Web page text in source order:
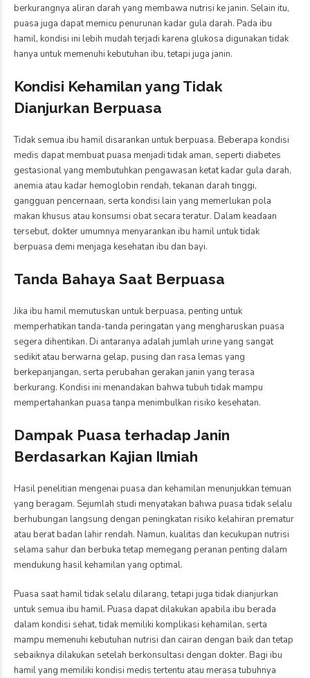
berkurangnya aliran darah yang membawa nutrisi ke janin. Selain itu,
puasa juga dapat memicu penurunan kadar gula darah. Pada ibu
hamil, kondisi ini lebih mudah terjadi karena glukosa digunakan tidak
hanya untuk memenuhi kebutuhan ibu, tetapi juga janin.
Kondisi Kehamilan yang Tidak
Dianjurkan Berpuasa
Tidak semua ibu hamil disarankan untuk berpuasa. Beberapa kondisi
medis dapat membuat puasa menjadi tidak aman, seperti diabetes
gestasional yang membutuhkan pengawasan ketat kadar gula darah,
anemia atau kadar hemoglobin rendah, tekanan darah tinggi,
gangguan pencernaan, serta kondisi lain yang memerlukan pola
makan khusus atau konsumsi obat secara teratur. Dalam keadaan
tersebut, dokter umumnya menyarankan ibu hamil untuk tidak
berpuasa demi menjaga kesehatan ibu dan bayi.
Tanda Bahaya Saat Berpuasa
Jika ibu hamil memutuskan untuk berpuasa, penting untuk
memperhatikan tanda-tanda peringatan yang mengharuskan puasa
segera dihentikan. Di antaranya adalah jumlah urine yang sangat
sedikit atau berwarna gelap, pusing dan rasa lemas yang
berkepanjangan, serta perubahan gerakan janin yang terasa
berkurang. Kondisi ini menandakan bahwa tubuh tidak mampu
mempertahankan puasa tanpa menimbulkan risiko kesehatan.
Dampak Puasa terhadap Janin
Berdasarkan Kajian Ilmiah
Hasil penelitian mengenai puasa dan kehamilan menunjukkan temuan
yang beragam. Sejumlah studi menyatakan bahwa puasa tidak selalu
berhubungan langsung dengan peningkatan risiko kelahiran prematur
atau berat badan lahir rendah. Namun, kualitas dan kecukupan nutrisi
selama sahur dan berbuka tetap memegang peranan penting dalam
mendukung hasil kehamilan yang optimal.
Puasa saat hamil tidak selalu dilarang, tetapi juga tidak dianjurkan
untuk semua ibu hamil. Puasa dapat dilakukan apabila ibu berada
dalam kondisi sehat, tidak memiliki komplikasi kehamilan, serta
mampu memenuhi kebutuhan nutrisi dan cairan dengan baik dan tetap
sebaiknya dilakukan setelah berkonsultasi dengan dokter. Bagi ibu
hamil yang memiliki kondisi medis tertentu atau merasa tubuhnya